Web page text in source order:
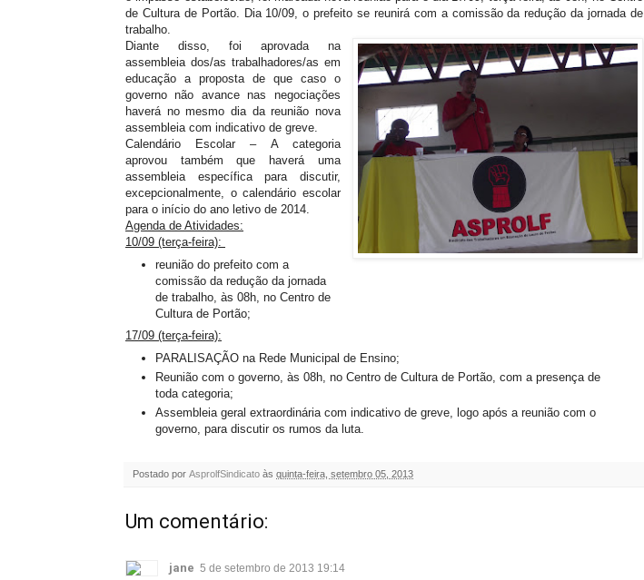
de Cultura de Portão. Dia 10/09, o prefeito se reunirá com a comissão da redução da jornada de
trabalho.
Diante disso, foi aprovada na
assembleia dos/as trabalhadores/as em
educação a proposta de que caso o
governo não avance nas negociações
haverá no mesmo dia da reunião nova
assembleia com indicativo de greve.
Calendário Escolar – A categoria
aprovou também que haverá uma
assembleia específica para discutir,
excepcionalmente, o calendário escolar
para o início do ano letivo de 2014.
Agenda de Atividades:
10/09 (terça-feira):
reunião do prefeito com a
comissão da redução da jornada
de trabalho, às 08h, no Centro de
Cultura de Portão;
17/09 (terça-feira):
PARALISAÇÃO na Rede Municipal de Ensino;
Reunião com o governo, às 08h, no Centro de Cultura de Portão, com a presença de
toda categoria;
Assembleia geral extraordinária com indicativo de greve, logo após a reunião com o
governo, para discutir os rumos da luta.
Postado por AsprolfSindicato às quinta-feira, setembro 05, 2013
Um comentário:
jane 5 de setembro de 2013 19:14